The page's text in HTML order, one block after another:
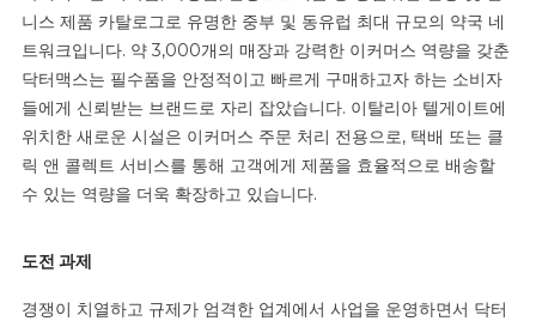
니스 제품 카탈로그로 유명한 중부 및 동유럽 최대 규모의 약국 네
트워크입니다. 약 3,000개의 매장과 강력한 이커머스 역량을 갖춘
닥터맥스는 필수품을 안정적이고 빠르게 구매하고자 하는 소비자
들에게 신뢰받는 브랜드로 자리 잡았습니다. 이탈리아 텔게이트에
위치한 새로운 시설은 이커머스 주문 처리 전용으로, 택배 또는 클
릭 앤 콜렉트 서비스를 통해 고객에게 제품을 효율적으로 배송할
수 있는 역량을 더욱 확장하고 있습니다.
도전 과제
경쟁이 치열하고 규제가 엄격한 업계에서 사업을 운영하면서 닥터